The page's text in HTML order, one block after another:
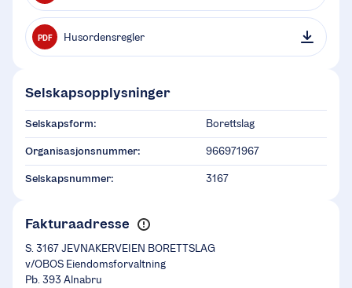
PDF Husordensregler
Selskapsopplysninger
Selskapsform: Borettslag
Organisasjonsnummer: 966971967
Selskapsnummer: 3167
Fakturaadresse
S. 3167 JEVNAKERVEIEN BORETTSLAG
v/OBOS Eiendomsforvaltning
Pb. 393 Alnabru